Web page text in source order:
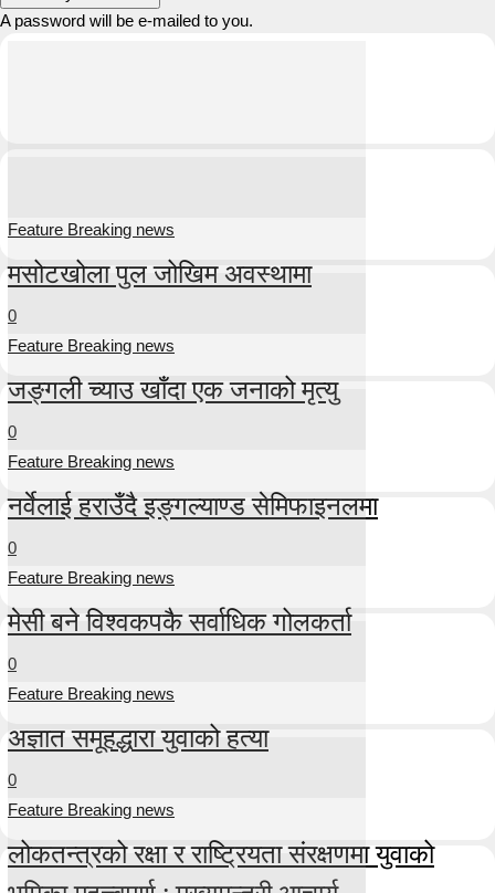
A password will be e-mailed to you.
Feature Breaking news
मसोटखोला पुल जोखिम अवस्थामा
0
Feature Breaking news
जङ्गली च्याउ खाँदा एक जनाको मृत्यु
0
Feature Breaking news
नर्वेलाई हराउँदै इङ्गल्याण्ड सेमिफाइनलमा
0
Feature Breaking news
मेसी बने विश्वकपकै सर्वाधिक गोलकर्ता
0
Feature Breaking news
अज्ञात समूहद्धारा युवाको हत्या
0
Feature Breaking news
लोकतन्त्रको रक्षा र राष्ट्रियता संरक्षणमा युवाको